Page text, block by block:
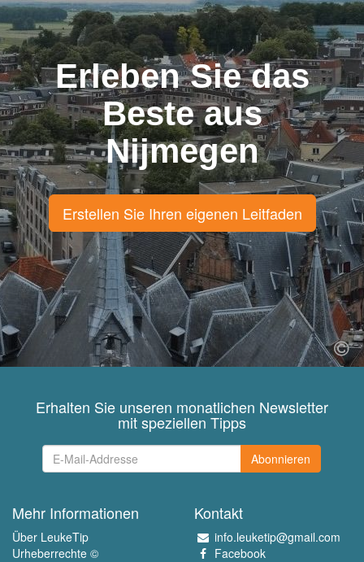
Erleben Sie das
Beste aus
Nijmegen
Erstellen Sie Ihren eigenen Leitfaden
Erhalten Sie unseren monatlichen Newsletter
mit speziellen Tipps
Abonnieren
Mehr Informationen
Über LeukeTip
Urheberrechte ©
Kontakt
info.leuketip@gmail.com
Facebook